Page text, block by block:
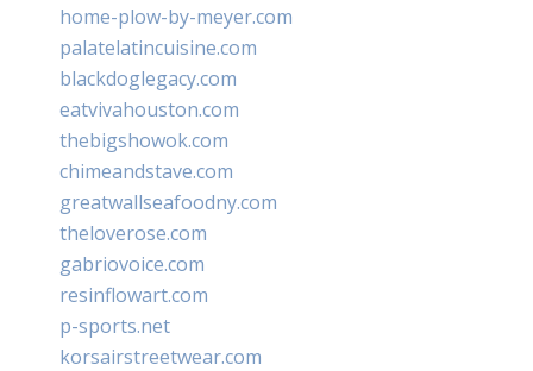
home-plow-by-meyer.com
palatelatincuisine.com
blackdoglegacy.com
eatvivahouston.com
thebigshowok.com
chimeandstave.com
greatwallseafoodny.com
theloverose.com
gabriovoice.com
resinflowart.com
p-sports.net
korsairstreetwear.com